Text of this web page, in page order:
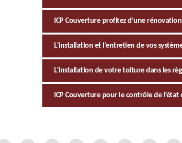
ICP Couverture profitez d'une
L’installation et l’entretien de vos
L’installation de votre toiture dans les
ICP Couverture pour le contrôle de